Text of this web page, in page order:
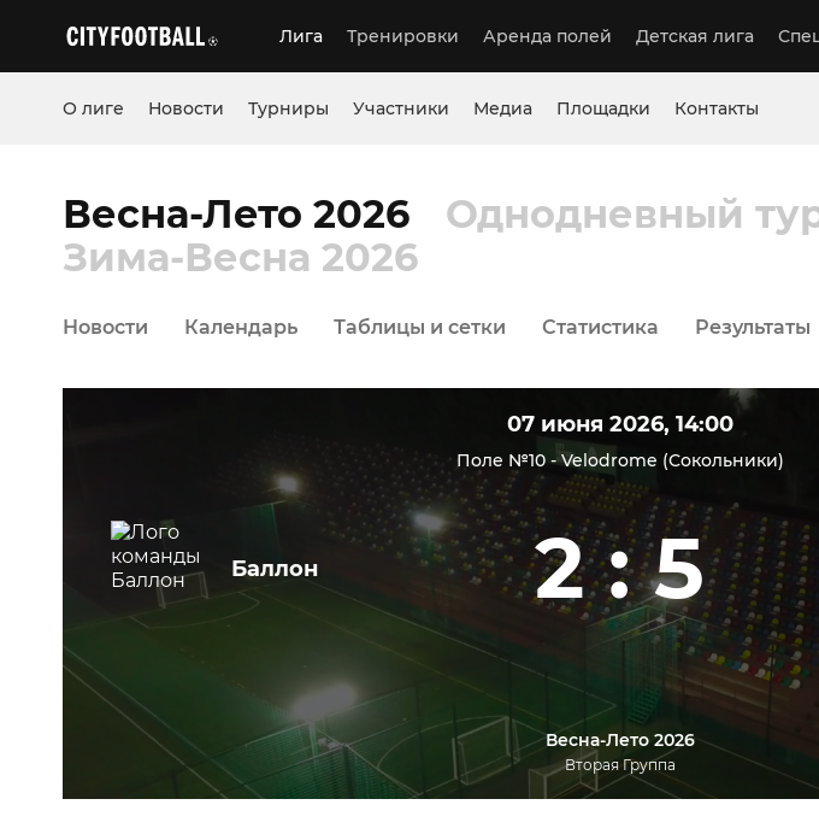
Лига Тренировки Аренда полей Детская лига
О лиге Новости Турниры Участники Медиа Площадки Контакты
Весна-Лето 2026 Однодневный
Зима-Весна 2026
Новости Календарь Таблицы и сетки Статистика Результаты
07 июня 2026, 14:00
Поле №10 - Velodrome (Сокольники)
Баллон 2 : 5
Весна-Лето 2026
Вторая Группа